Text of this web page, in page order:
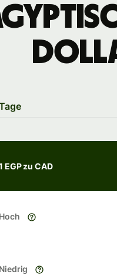
EGP zu CAD
Hoch
Niedrig